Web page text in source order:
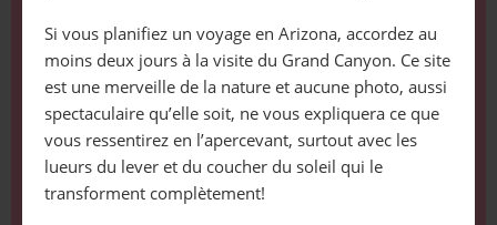
Si vous planifiez un voyage en Arizona, accordez au
moins deux jours à la visite du Grand Canyon. Ce site
est une merveille de la nature et aucune photo, aussi
spectaculaire qu’elle soit, ne vous expliquera ce que
vous ressentirez en l’apercevant, surtout avec les
lueurs du lever et du coucher du soleil qui le
transforment complètement!